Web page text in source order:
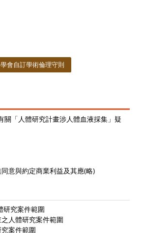
會自訂學術倫理守則
關「人體研究計畫涉人體血液採集」疑
意與約定商業利益及其應(略)
研究案件範圍
人體研究案件範圍
案件範圍